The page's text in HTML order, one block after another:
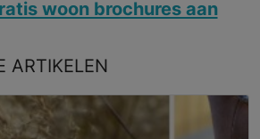
woon brochures aan
ARTIKELEN